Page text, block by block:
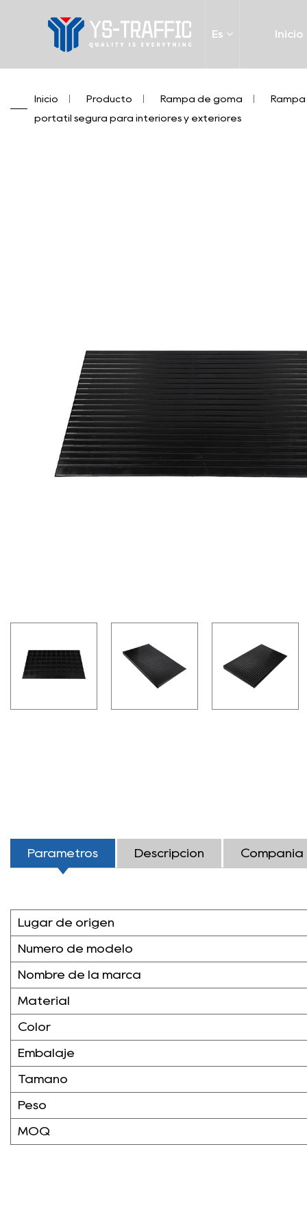
Es Inicio
Inicio Producto Rampa de goma
portátil segura para interiores y exteriores
Parámetros Descripción Compañía
Lugar de origen
Número de modelo
Nombre de la marca
Material
Color
Embalaje
Tamaño
Peso
MOQ